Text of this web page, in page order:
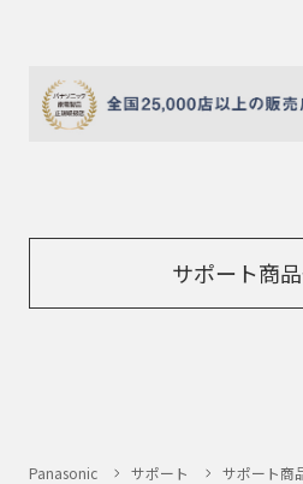
サポート商
Panasonic サポート サポート商